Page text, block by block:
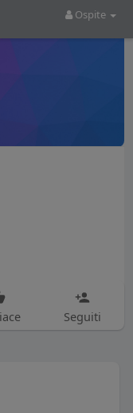
Ospite
Seguiti